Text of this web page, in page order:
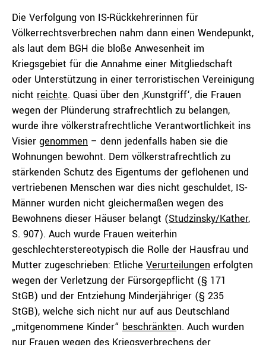
Die Verfolgung von IS-Rückkehrerinnen für
Völkerrechtsverbrechen nahm dann einen Wendepunkt,
als laut dem BGH die bloße Anwesenheit im
Kriegsgebiet für die Annahme einer Mitgliedschaft
oder Unterstützung in einer terroristischen Vereinigung
nicht reichte. Quasi über den ‚Kunstgriff‘, die Frauen
wegen der Plünderung strafrechtlich zu belangen,
wurde ihre völkerstrafrechtliche Verantwortlichkeit ins
Visier genommen – denn jedenfalls haben sie die
Wohnungen bewohnt. Dem völkerstrafrechtlich zu
stärkenden Schutz des Eigentums der geflohenen und
vertriebenen Menschen war dies nicht geschuldet, IS-
Männer wurden nicht gleichermaßen wegen des
Bewohnens dieser Häuser belangt (Studzinsky/Kather,
S. 907). Auch wurde Frauen weiterhin
geschlechterstereotypisch die Rolle der Hausfrau und
Mutter zugeschrieben: Etliche Verurteilungen erfolgten
wegen der Verletzung der Fürsorgepflicht (§ 171
StGB) und der Entziehung Minderjähriger (§ 235
StGB), welche sich nicht nur auf aus Deutschland
„mitgenommene Kinder“ beschränkten. Auch wurden